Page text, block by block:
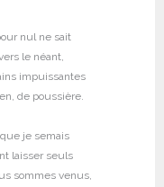
nul ne sait
le néant,
impuissantes
de poussière.
je semais
laisser seuls
sommes venus,